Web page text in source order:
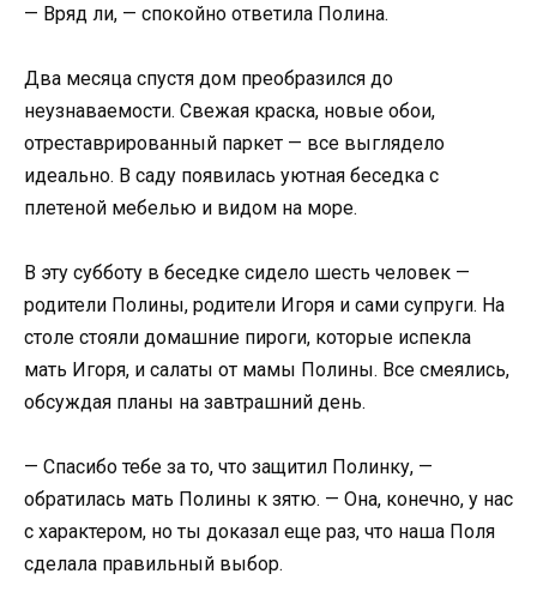
— Вряд ли, — спокойно ответила Полина.
Два месяца спустя дом преобразился до
неузнаваемости. Свежая краска, новые обои,
отреставрированный паркет — все выглядело
идеально. В саду появилась уютная беседка с
плетеной мебелью и видом на море.
В эту субботу в беседке сидело шесть человек —
родители Полины, родители Игоря и сами супруги. На
столе стояли домашние пироги, которые испекла
мать Игоря, и салаты от мамы Полины. Все смеялись,
обсуждая планы на завтрашний день.
— Спасибо тебе за то, что защитил Полинку, —
обратилась мать Полины к зятю. — Она, конечно, у нас
с характером, но ты доказал еще раз, что наша Поля
сделала правильный выбор.